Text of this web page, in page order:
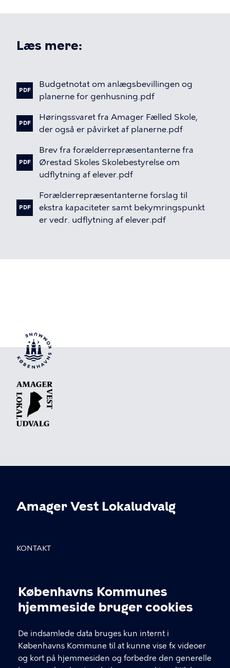
Cookieindstillinger
Københavns Kommunes
hjemmeside bruger cookies
De indsamlede data bruges kun internt i
Københavns Kommune til at kunne vise fx videoer
og kort på hjemmesiden og forbedre den generelle
Læs mere:
PDF
Budgetnotat om anlægsbevillingen og
planerne for genhusning.pdf
PDF
Høringssvaret fra Amager Fælled Skole,
der også er påvirket af planerne.pdf
PDF
Brev fra forælderrepræsentanterne fra
Ørestad Skoles Skolebestyrelse om
udflytning af elever.pdf
PDF
Forælderrepræsentanterne forslag til
ekstra kapaciteter samt bekymringspunkt
er vedr. udflytning af elever.pdf
Amager Vest Lokaludvalg
KONTAKT
info@avlu.dk
21 51 39 35
LINKS